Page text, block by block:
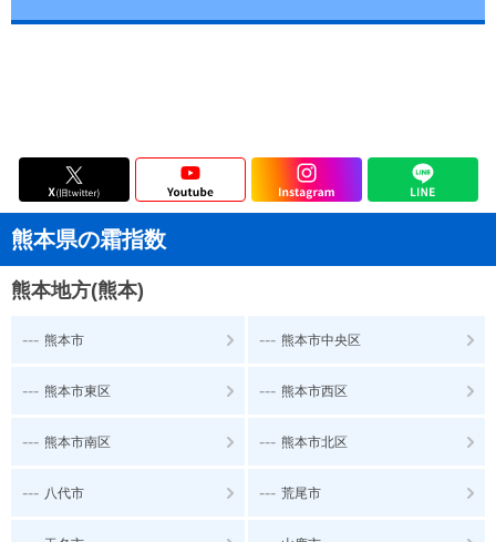
熊本県の霜指数
熊本地方(熊本)
--- 熊本市 --- 熊本市中央区
--- 熊本市東区 --- 熊本市西区
--- 熊本市南区 --- 熊本市北区
--- 八代市 --- 荒尾市